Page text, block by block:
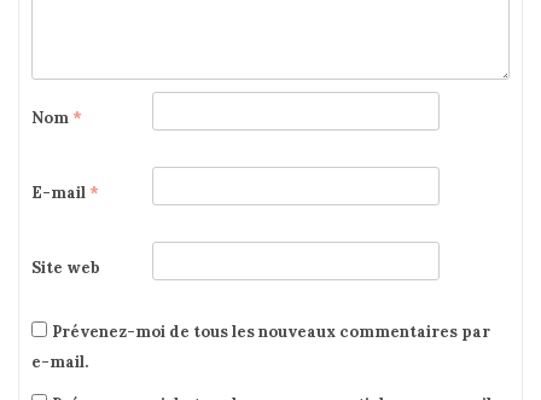
Nom *
E-mail *
Site web
Prévenez-moi de tous les nouveaux commentaires par
e-mail.